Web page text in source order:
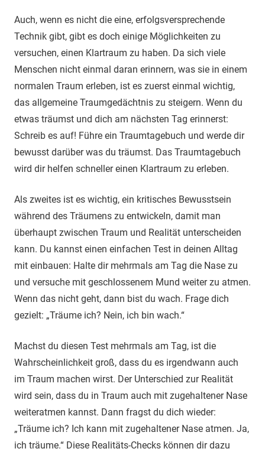
Auch, wenn es nicht die eine, erfolgsversprechende
Technik gibt, gibt es doch einige Möglichkeiten zu
versuchen, einen Klartraum zu haben. Da sich viele
Menschen nicht einmal daran erinnern, was sie in einem
normalen Traum erleben, ist es zuerst einmal wichtig,
das allgemeine Traumgedächtnis zu steigern. Wenn du
etwas träumst und dich am nächsten Tag erinnerst:
Schreib es auf! Führe ein Traumtagebuch und werde dir
bewusst darüber was du träumst. Das Traumtagebuch
wird dir helfen schneller einen Klartraum zu erleben.
Als zweites ist es wichtig, ein kritisches Bewusstsein
während des Träumens zu entwickeln, damit man
überhaupt zwischen Traum und Realität unterscheiden
kann. Du kannst einen einfachen Test in deinen Alltag
mit einbauen: Halte dir mehrmals am Tag die Nase zu
und versuche mit geschlossenem Mund weiter zu atmen.
Wenn das nicht geht, dann bist du wach. Frage dich
gezielt: „Träume ich? Nein, ich bin wach.“
Machst du diesen Test mehrmals am Tag, ist die
Wahrscheinlichkeit groß, dass du es irgendwann auch
im Traum machen wirst. Der Unterschied zur Realität
wird sein, dass du in Traum auch mit zugehaltener Nase
weiteratmen kannst. Dann fragst du dich wieder:
„Träume ich? Ich kann mit zugehaltener Nase atmen. Ja,
ich träume.“ Diese Realitäts-Checks können dir dazu